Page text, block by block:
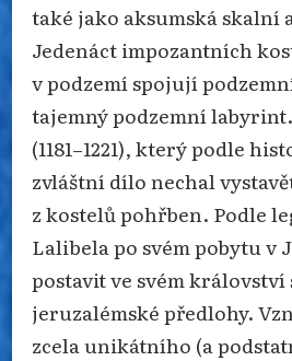
také jako aksumská
Jedenáct impozantních
v podzemí spojují
tajemný podzemní
(1181–1221), který podle
zvláštní dílo nechal
z kostelů pohřben. Podle
Lalibela po svém pobytu v
postavit ve svém království
jeruzalémské předlohy.
zcela unikátního (a